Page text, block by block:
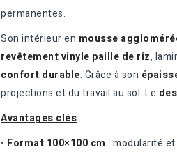
permanentes.
Son intérieur en mousse
revêtement vinyle paille de riz,
confort durable. Grâce à son
projections et du travail au sol. Le
Avantages clés
• Format 100×100 cm : modularité